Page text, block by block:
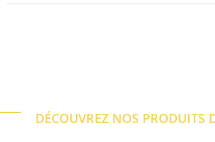
DÉCOUVREZ NOS PRODUITS